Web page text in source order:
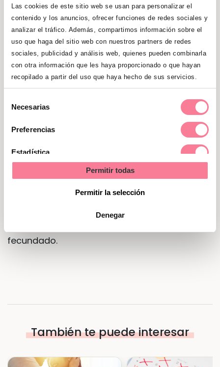
Las cookies de este sitio web se usan para personalizar el
contenido y los anuncios, ofrecer funciones de redes sociales y
analizar el tráfico. Además, compartimos información sobre el
uso que haga del sitio web con nuestros partners de redes
sociales, publicidad y análisis web, quienes pueden combinarla
con otra información que les haya proporcionado o que hayan
recopilado a partir del uso que haya hecho de sus servicios.
Necesarias
Preferencias
Estadística
Permitir todas
Permitir la selección
Denegar
ovulación
Una vez que hayas estimado el día probable
de ovulación en base al calendario, comienza
a hacerte las pruebas de ovulación 2 o 3 días
antes. Debes orinar en la tira reactiva y
observar el resultado, procurando hacer cada
test a la misma hora del día.
Lo que la tira
refleja es la concentración de la hormona LH,
que llega a su máximo pico 12-24 horas
antes de que el folículo libere el óvulo.
Una vez que hayas alcanzado el resultado
sexuales ese mismo día y al día siguiente.
Recuerda que una vez liberado el óvulo, tiene
fecundado.
También te puede interesar